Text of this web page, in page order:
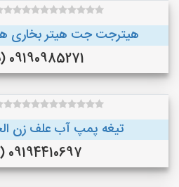
هیترجت جت هیتر بخاری
09190985271 (سمنان )
تیغه پمپ آب علف زن
09194410697 (زنجان )